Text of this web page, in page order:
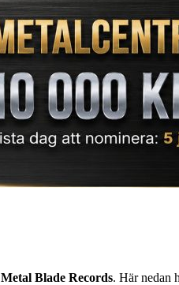
Metal Blade Records. Här nedan